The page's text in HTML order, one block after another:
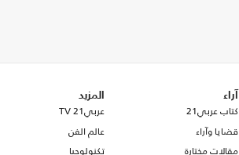
آراء
كتاب عربي21
قضايا وآراء
مقالات مختارة
المزيد
عربي21 TV
عالم الفن
تكنولوجيا